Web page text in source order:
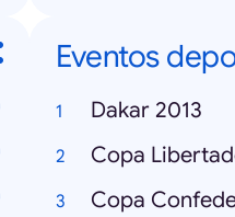
Eventos
Dakar 2013
Copa
Copa